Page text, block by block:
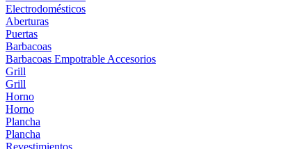
Electrodomésticos
Aberturas
Puertas
Barbacoas
Barbacoas Empotrable Accesorios
Grill
Grill
Horno
Horno
Plancha
Plancha
Revestimientos